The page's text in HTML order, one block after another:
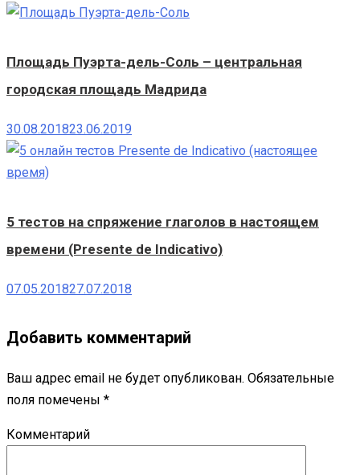
Площадь Пуэрта-дель-Соль – центральная
городская площадь Мадрида
30.08.201823.06.2019
5 тестов на спряжение глаголов в настоящем
времени (Presente de Indicativo)
07.05.201827.07.2018
Добавить комментарий
Ваш адрес email не будет опубликован. Обязательные
поля помечены *
Комментарий